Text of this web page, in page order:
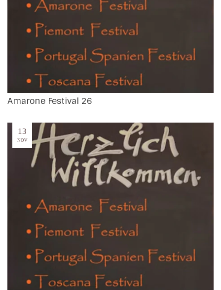
Amarone Festival 26
13
NOV